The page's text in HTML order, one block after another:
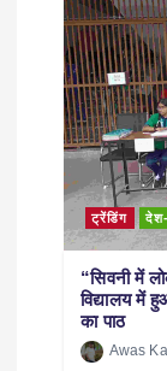
ट्रेंडिंग
“सिवनी में
विद्यालय में
का पाठ
Awas